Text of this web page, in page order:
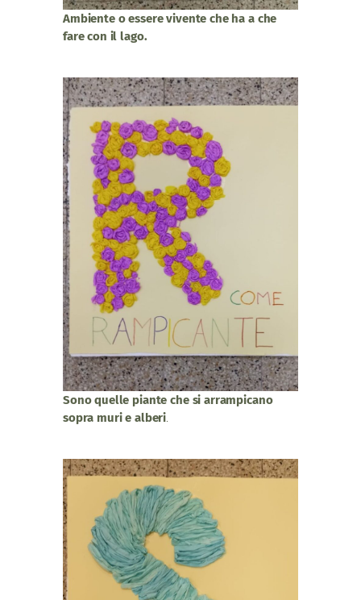
Ambiente o essere vivente che ha a che
fare con il lago.
Sono quelle piante che si arrampicano
sopra muri e alberi.